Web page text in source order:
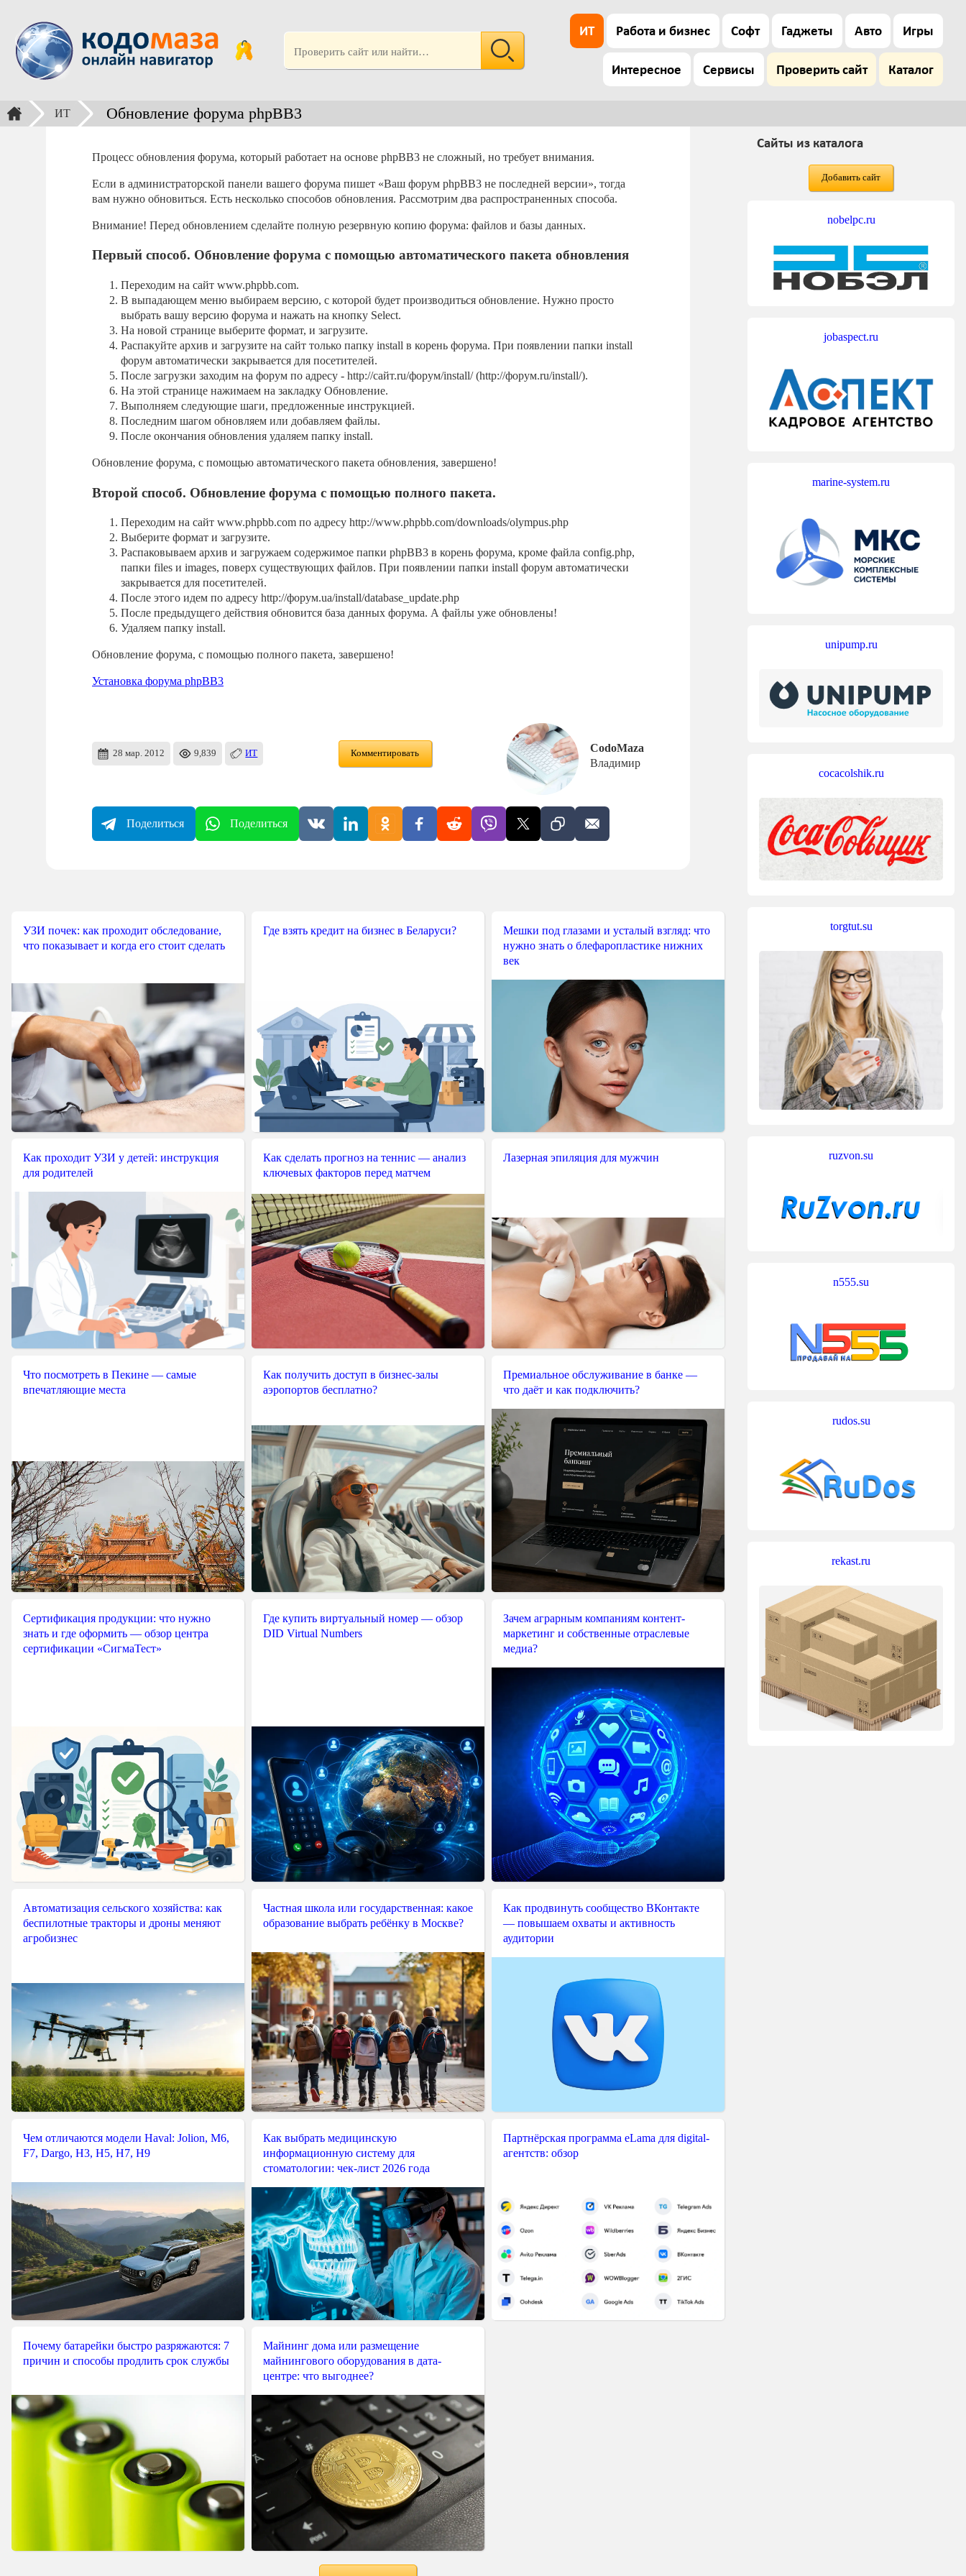
ИТ Работа и бизнес Софт Гаджеты Авто Игры
Интересное Сервисы Проверить сайт Каталог
ИТ Обновление форума phpBB3
Процесс обновления форума, который работает на основе phpBB3 не сложный, но требует внимания.
Если в администраторской панели вашего форума пишет «Ваш форум phpBB3 не последней версии», тогда
вам нужно обновиться. Есть несколько способов обновления. Рассмотрим два распространенных способа.
Внимание! Перед обновлением сделайте полную резервную копию форума: файлов и базы данных.
Первый способ. Обновление форума с помощью автоматического пакета обновления
Переходим на сайт www.phpbb.com.
В выпадающем меню выбираем версию, с которой будет производиться обновление. Нужно просто
выбрать вашу версию форума и нажать на кнопку Select.
На новой странице выберите формат, и загрузите.
Распакуйте архив и загрузите на сайт только папку install в корень форума. При появлении папки install
форум автоматически закрывается для посетителей.
После загрузки заходим на форум по адресу - http://сайт.ru/форум/install/ (http://форум.ru/install/).
На этой странице нажимаем на закладку Обновление.
Выполняем следующие шаги, предложенные инструкцией.
Последним шагом обновляем или добавляем файлы.
После окончания обновления удаляем папку install.
Обновление форума, с помощью автоматического пакета обновления, завершено!
Второй способ. Обновление форума с помощью полного пакета.
Переходим на сайт www.phpbb.com по адресу http://www.phpbb.com/downloads/olympus.php
Выберите формат и загрузите.
Распаковываем архив и загружаем содержимое папки phpBB3 в корень форума, кроме файла config.php,
папки files и images, поверх существующих файлов. При появлении папки install форум автоматически
закрывается для посетителей.
После этого идем по адресу http://форум.ua/install/database_update.php
После предыдущего действия обновится база данных форума. А файлы уже обновлены!
Удаляем папку install.
Обновление форума, с помощью полного пакета, завершено!
Установка форума phpBB3
28 мар. 2012 9,839 ИТ Комментировать
CodoMaza
Владимир
Поделиться Поделиться
УЗИ почек: как проходит обследование,
что показывает и когда его стоит сделать
Где взять кредит на бизнес в Беларуси?
Мешки под глазами и усталый взгляд: что
нужно знать о блефаропластике нижних
век
Как проходит УЗИ у детей: инструкция
для родителей
Как сделать прогноз на теннис — анализ
ключевых факторов перед матчем
Лазерная эпиляция для мужчин
Что посмотреть в Пекине — самые
впечатляющие места
Как получить доступ в бизнес-залы
аэропортов бесплатно?
Премиальное обслуживание в банке —
что даёт и как подключить?
Сертификация продукции: что нужно
знать и где оформить — обзор центра
сертификации «СигмаТест»
Где купить виртуальный номер — обзор
DID Virtual Numbers
Зачем аграрным компаниям контент-
маркетинг и собственные отраслевые
медиа?
Автоматизация сельского хозяйства: как
беспилотные тракторы и дроны меняют
агробизнес
Частная школа или государственная: какое
образование выбрать ребёнку в Москве?
Как продвинуть сообщество ВКонтакте
— повышаем охваты и активность
аудитории
Чем отличаются модели Haval: Jolion, M6,
F7, Dargo, H3, H5, H7, H9
Как выбрать медицинскую
информационную систему для
стоматологии: чек-лист 2026 года
Партнёрская программа eLama для digital-
агентств: обзор
Почему батарейки быстро разряжаются: 7
причин и способы продлить срок службы
Майнинг дома или размещение
майнингового оборудования в дата-
центре: что выгоднее?
Сайты из каталога
Добавить сайт
nobelpc.ru
jobaspect.ru
marine-system.ru
unipump.ru
cocacolshik.ru
torgtut.su
ruzvon.su
n555.su
rudos.su
rekast.ru